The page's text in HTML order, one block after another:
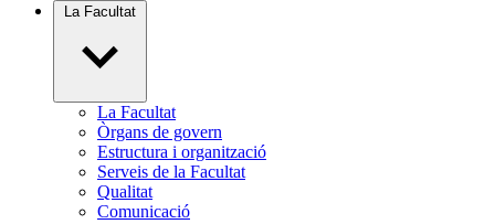
La Facultat
La Facultat
Òrgans de govern
Estructura i organització
Serveis de la Facultat
Qualitat
Comunicació